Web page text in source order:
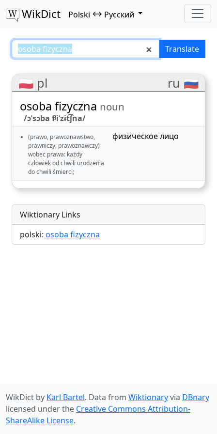
WikDict Polski ↔ Русский
osoba fizyczna – Translate
🇵🇱 pl ru 🇷🇺
osoba fizyczna noun
/ɔˈsɔba fʲiˈzɨt͡ʃna/
(prawo, prawoznawstwo,
prawniczy, prawoznawczy)
wobec prawa: każdy
człowiek od chwili urodzenia
do chwili śmierci;
физическое лицо
Wiktionary Links
polski: osoba fizyczna
WikDict by Karl Bartel. Data from Wiktionaryvia DBnary
licensed under the Creative Commons Attribution-
ShareAlike License.